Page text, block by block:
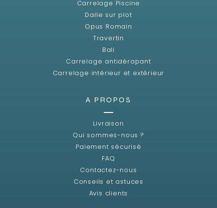
Carrelage Piscine
Dalle sur plot
Opus Romain
Travertin
Bali
Carrelage antidérapant
Carrelage intérieur et extérieur
A PROPOS
Livraison
Qui sommes-nous ?
Paiement sécurisé
FAQ
Contactez-nous
Conseils et astuces
Avis clients